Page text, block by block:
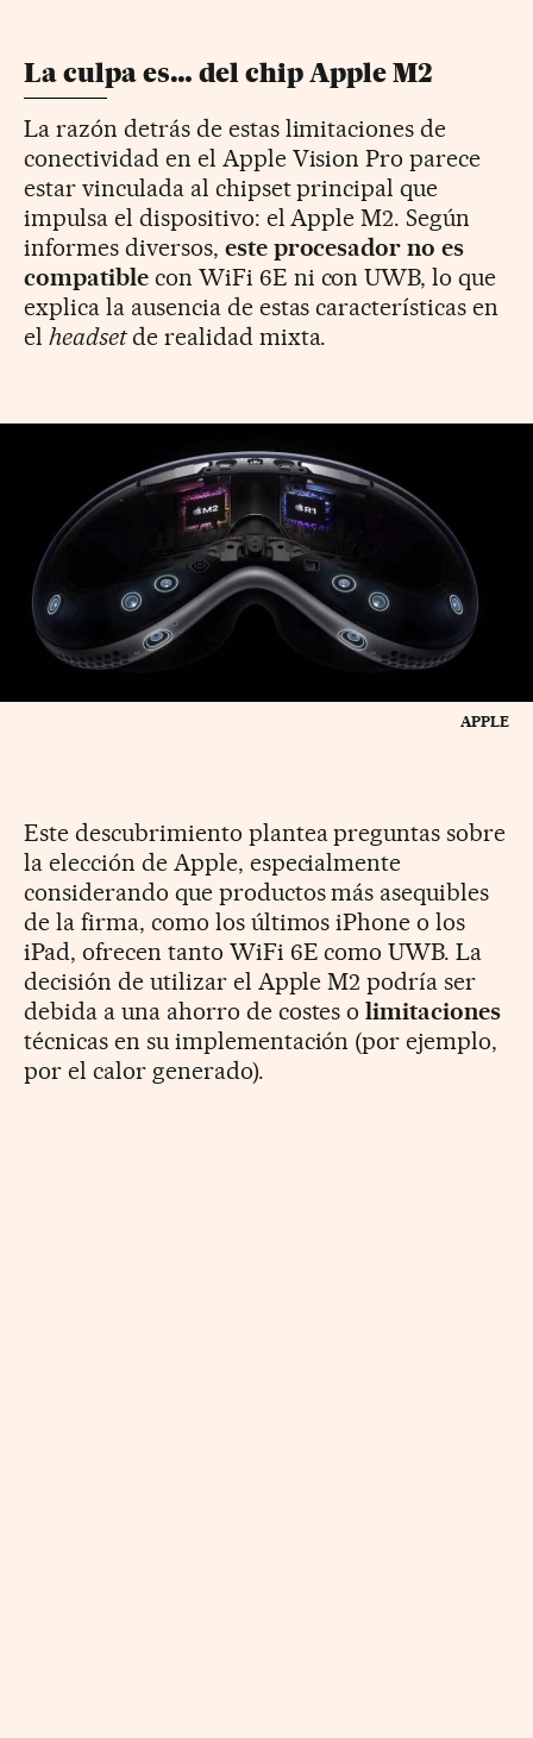
La culpa es… del chip Apple M2
La razón detrás de estas limitaciones de
conectividad en el Apple Vision Pro parece
estar vinculada al chipset principal que
impulsa el dispositivo: el Apple M2. Según
informes diversos, este procesador no es
compatiblecon WiFi 6E ni con UWB, lo que
explica la ausencia de estas características en
el headsetde realidad mixta.
APPLE
Este descubrimiento plantea preguntas sobre
la elección de Apple, especialmente
considerando que productos más asequibles
de la firma, como los últimos iPhone o los
iPad, ofrecen tanto WiFi 6E como UWB. La
decisión de utilizar el Apple M2 podría ser
debida a una ahorro de costes olimitaciones
técnicas en su implementación (por ejemplo,
por el calor generado).